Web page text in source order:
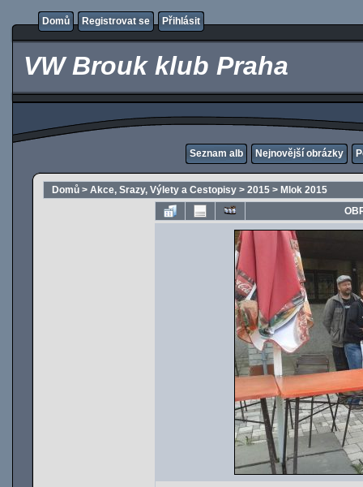
Domů Registrovat se Přihlásit
VW Brouk klub Praha
Seznam alb Nejnovější obrázky
Domů > Akce, Srazy, Výlety a Cestopisy > 2015 > Mlok 2015